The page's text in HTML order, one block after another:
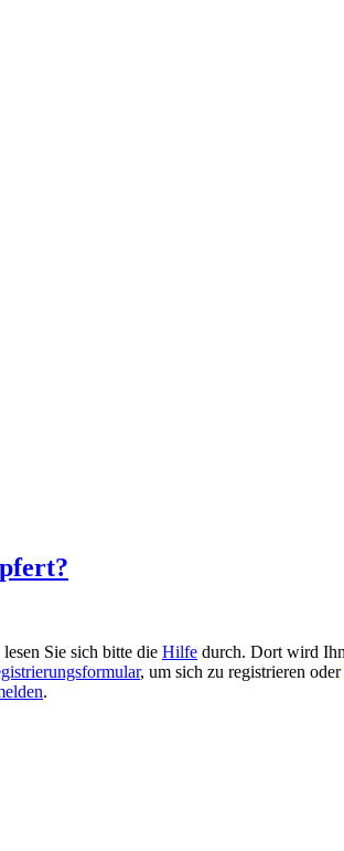
Sie sich bitte die Hilfe durch. Dort wird
, um sich zu registrieren oder
.